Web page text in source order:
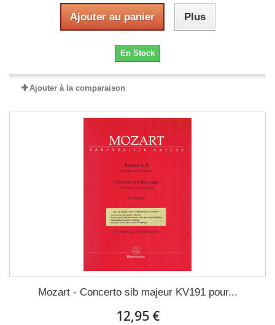
Ajouter au panier Plus
En Stock
Ajouter à la comparaison
Mozart - Concerto sib majeur KV191 pour...
12,95 €